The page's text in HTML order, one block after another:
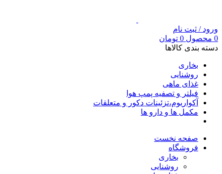
ورود / ثبت نام
0 محصول 0 تومان
دسته بندی کالاها
بخاری
روشنایی
غذای ماهی
فیلتر و تصفیه پمپ هوا
آکواریوم،تزئینات دکور و متعلقات
مکمل ها و دارو ها
صفحه نخست
فروشگاه
بخاری
روشنایی